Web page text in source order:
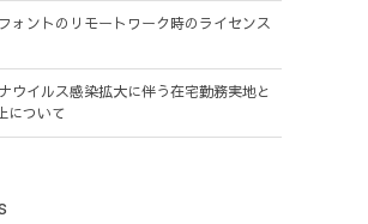
ォントのリモートワーク時のライセンス
ウイルス感染拡大に伴う在宅勤務実地と
について